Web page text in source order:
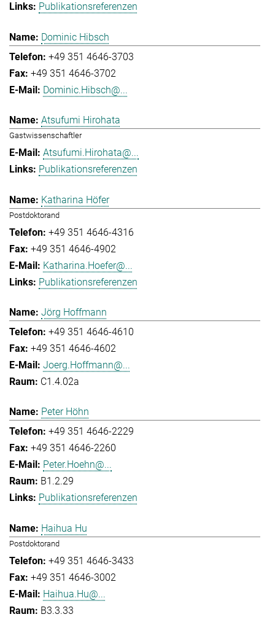
Publikationsreferenzen
Dominic Hibsch
+49 351 4646-3703
+49 351 4646-3702
Dominic.Hibsch@...
Atsufumi Hirohata
Gastwissenschaftler
Atsufumi.Hirohata@...
Publikationsreferenzen
Katharina Höfer
Postdoktorand
+49 351 4646-4316
+49 351 4646-4902
Katharina.Hoefer@...
Publikationsreferenzen
Jörg Hoffmann
+49 351 4646-4610
+49 351 4646-4602
Joerg.Hoffmann@...
C1.4.02a
Peter Höhn
+49 351 4646-2229
+49 351 4646-2260
Peter.Hoehn@...
B1.2.29
Publikationsreferenzen
Haihua Hu
Postdoktorand
+49 351 4646-3433
+49 351 4646-3002
Haihua.Hu@...
B3.3.33